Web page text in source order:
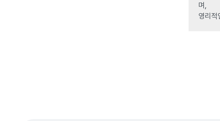
며,
영리적